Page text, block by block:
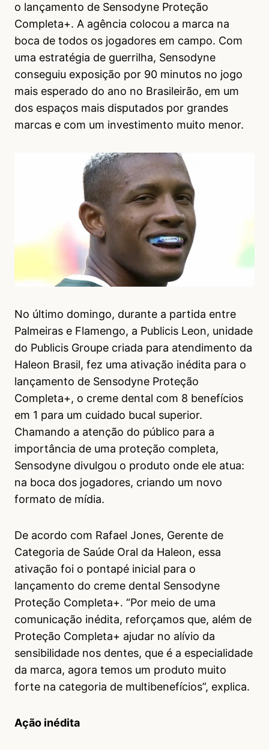
o lançamento de Sensodyne Proteção
Completa+. A agência colocou a marca na
boca de todos os jogadores em campo. Com
uma estratégia de guerrilha, Sensodyne
conseguiu exposição por 90 minutos no jogo
mais esperado do ano no Brasileirão, em um
dos espaços mais disputados por grandes
marcas e com um investimento muito menor.
No último domingo, durante a partida entre
Palmeiras e Flamengo, a Publicis Leon, unidade
do Publicis Groupe criada para atendimento da
Haleon Brasil, fez uma ativação inédita para o
lançamento de Sensodyne Proteção
Completa+, o creme dental com 8 benefícios
em 1 para um cuidado bucal superior.
Chamando a atenção do público para a
importância de uma proteção completa,
Sensodyne divulgou o produto onde ele atua:
na boca dos jogadores, criando um novo
formato de mídia.
De acordo com Rafael Jones, Gerente de
Categoria de Saúde Oral da Haleon, essa
ativação foi o pontapé inicial para o
lançamento do creme dental Sensodyne
Proteção Completa+. “Por meio de uma
comunicação inédita, reforçamos que, além de
Proteção Completa+ ajudar no alívio da
sensibilidade nos dentes, que é a especialidade
da marca, agora temos um produto muito
forte na categoria de multibenefícios”, explica.
Ação inédita